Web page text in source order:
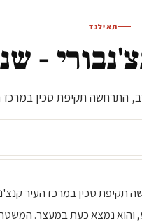
תאילנד
-
ב-13 במאי 2025, בשעות הערב, התרחשה תקיפת סכין במרכז
והוא נמצא כעת במעצר.